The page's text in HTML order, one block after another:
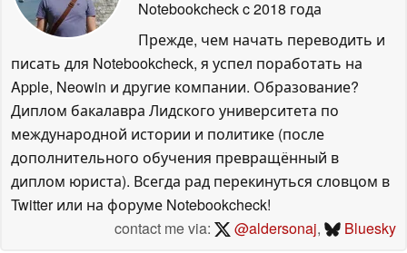
Notebookcheckc 2018 года
Прежде, чем начать переводить и
писать для Notebookcheck, я успел поработать на
Apple, Neowin и другие компании. Образование?
Диплом бакалавра Лидского университета по
международной истории и политике (после
дополнительного обучения превращённый в
диплом юриста). Всегда рад перекинуться словцом в
Twitter или на форуме Notebookcheck!
contact me via:
@aldersonaj, Bluesky